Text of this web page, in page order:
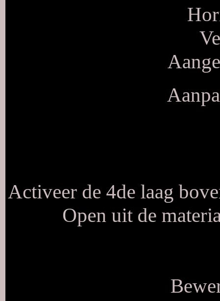
Activeer de 4de laag
Open uit de